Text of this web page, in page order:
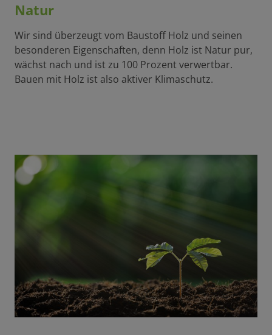
Natur
Wir sind überzeugt vom Baustoff Holz und seinen
besonderen Eigenschaften, denn Holz ist Natur pur,
wächst nach und ist zu 100 Prozent verwertbar.
Bauen mit Holz ist also aktiver Klimaschutz.